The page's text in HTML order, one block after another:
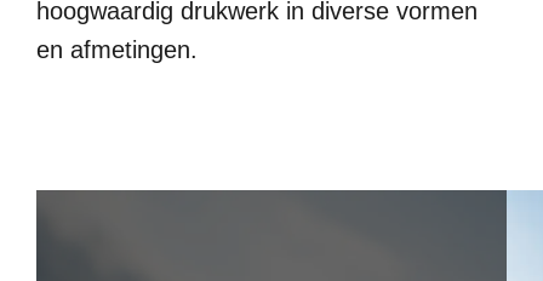
hoogwaardig drukwerk in diverse vormen
en afmetingen.